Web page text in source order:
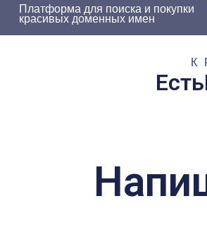
Платформа для поиска и покупки
красивых доменных имен